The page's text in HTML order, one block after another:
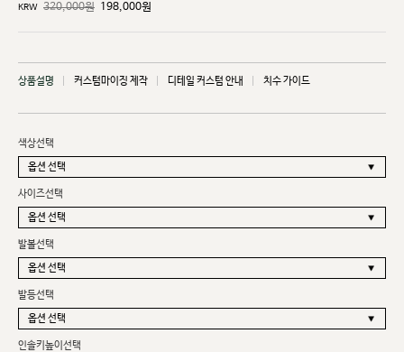
KRW 320,000원 198,000원
상품설명 커스텀마이징 제작 디테일 커스텀 안내 치수 가이드
색상선택
사이즈선택
발볼선택
발등선택
인솔키높이선택